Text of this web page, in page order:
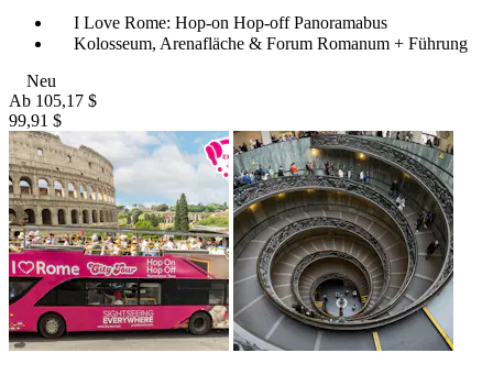
I Love Rome: Hop-on Hop-off Panoramabus
Kolosseum, Arenafläche & Forum Romanum + Führung
Neu
Ab 105,17 $
99,91 $